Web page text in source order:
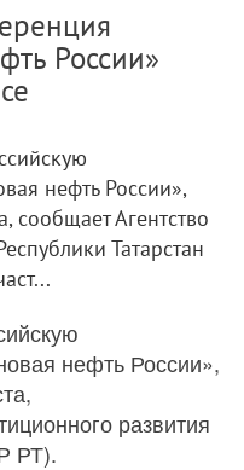
России»
нефть России»,
сообщает Агентство
Татарстан
нефть России»,
развития
РТ).